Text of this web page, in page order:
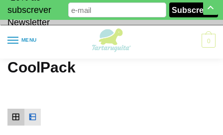
subscrever
Newsletter
MENU 0
CoolPack